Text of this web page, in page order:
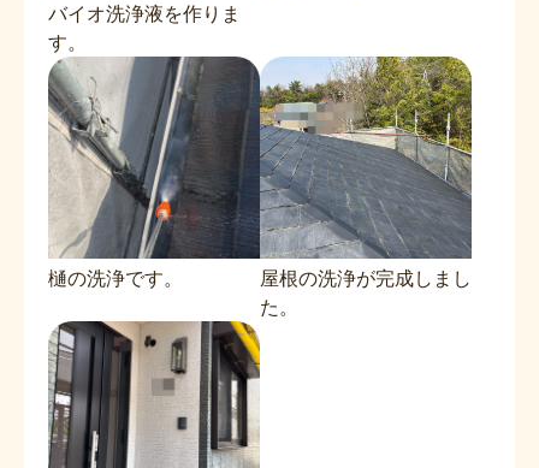
バイオ洗浄液を作りま
す。
樋の洗浄です。
屋根の洗浄が完成しまし
た。